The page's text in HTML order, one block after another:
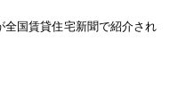
全国賃貸住宅新聞で紹介され